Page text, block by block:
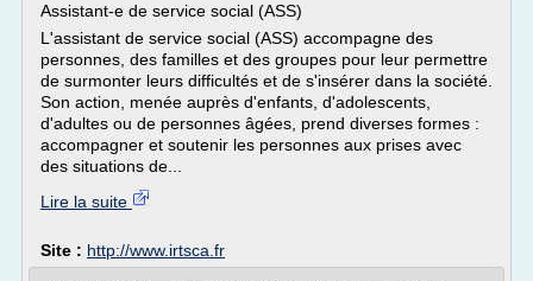
Assistant-e de service social (ASS)
L'assistant de service social (ASS) accompagne des
personnes, des familles et des groupes pour leur permettre
de surmonter leurs difficultés et de s'insérer dans la société.
Son action, menée auprès d'enfants, d'adolescents,
d'adultes ou de personnes âgées, prend diverses formes :
accompagner et soutenir les personnes aux prises avec
des situations de...
Lire la suite
Site : http://www.irtsca.fr